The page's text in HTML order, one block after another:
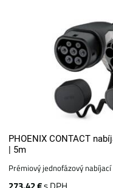
PHOENIX CONTACT
| 5m
Prémiový jednofázový